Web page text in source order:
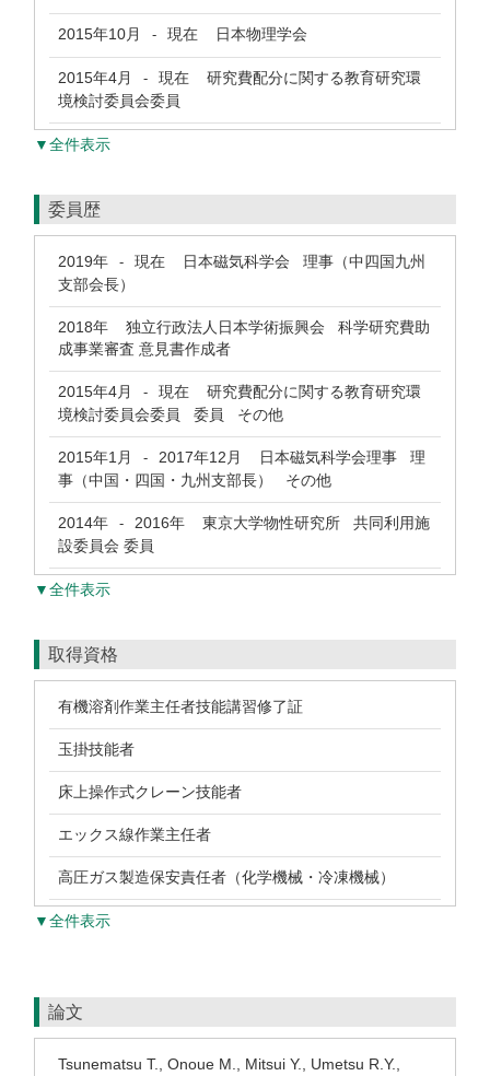
2015年10月 - 現在 日本物理学会
2015年4月 - 現在 研究費配分に関する教育研究環
境検討委員会委員
▼全件表示
委員歴
2019年 - 現在 日本磁気科学会 理事（中四国九州
支部会長）
2018年 独立行政法人日本学術振興会 科学研究費助
成事業審査 意見書作成者
2015年4月 - 現在 研究費配分に関する教育研究環
境検討委員会委員 委員 その他
2015年1月 - 2017年12月
日本磁気科学会理事 理
事（中国・四国・九州支部長） その他
2014年 - 2016年 東京大学物性研究所 共同利用施
設委員会 委員
▼全件表示
取得資格
有機溶剤作業主任者技能講習修了証
玉掛技能者
床上操作式クレーン技能者
エックス線作業主任者
高圧ガス製造保安責任者（化学機械・冷凍機械）
▼全件表示
論文
Tsunematsu T., Onoue M., Mitsui Y., Umetsu R.Y.,